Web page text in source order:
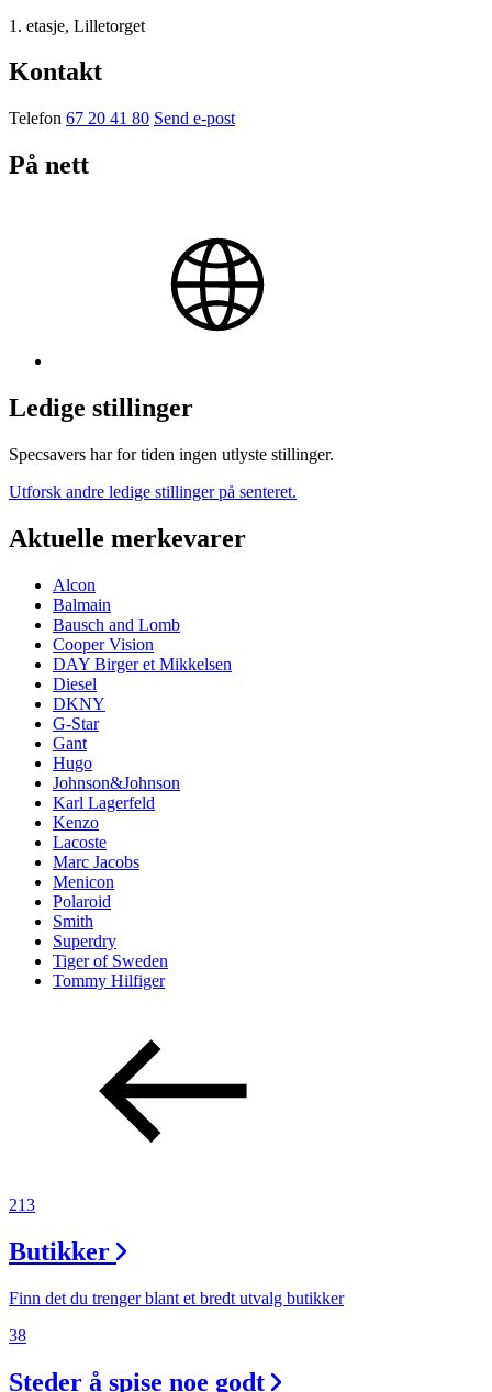
1. etasje, Lilletorget
Kontakt
Telefon 67 20 41 80 Send e-post
På nett
Ledige stillinger
Specsavers har for tiden ingen utlyste stillinger.
Utforsk andre ledige stillinger på senteret.
Aktuelle merkevarer
Alcon
Balmain
Bausch and Lomb
Cooper Vision
DAY Birger et Mikkelsen
Diesel
DKNY
G-Star
Gant
Hugo
Johnson&Johnson
Karl Lagerfeld
Kenzo
Lacoste
Marc Jacobs
Menicon
Polaroid
Smith
Superdry
Tiger of Sweden
Tommy Hilfiger
213
Butikker
Finn det du trenger blant et bredt utvalg butikker
38
Steder å spise noe godt